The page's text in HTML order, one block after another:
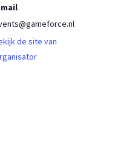
mail
de site van